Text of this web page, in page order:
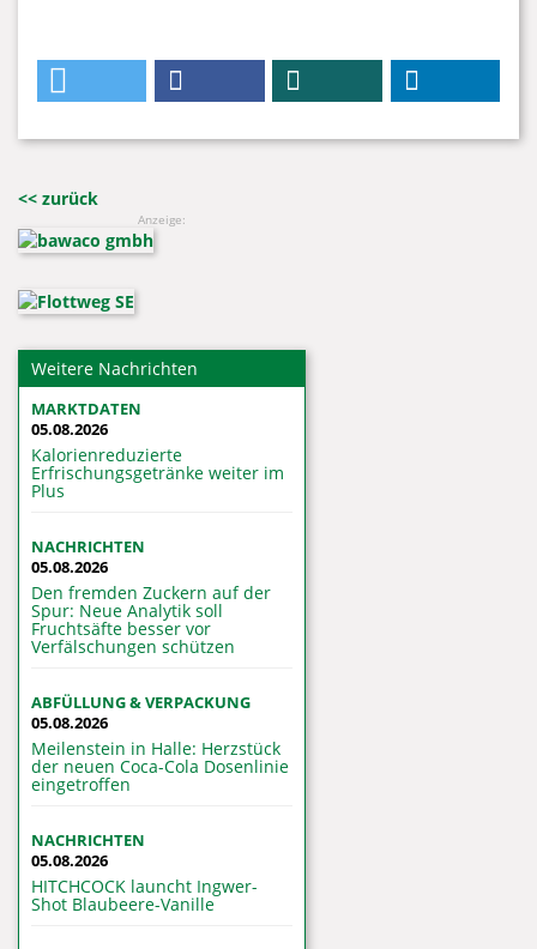
<< zurück
Anzeige:
Weitere Nachrichten
MARKTDATEN
05.08.2026
Kalorienreduzierte
Erfrischungsgetränke weiter im
Plus
NACHRICHTEN
05.08.2026
Den fremden Zuckern auf der
Spur: Neue Analytik soll
Fruchtsäfte besser vor
Verfälschungen schützen
ABFÜLLUNG & VERPACKUNG
05.08.2026
Meilenstein in Halle: Herzstück
der neuen Coca-Cola Dosenlinie
eingetroffen
NACHRICHTEN
05.08.2026
HITCHCOCK launcht Ingwer-
Shot Blaubeere-Vanille